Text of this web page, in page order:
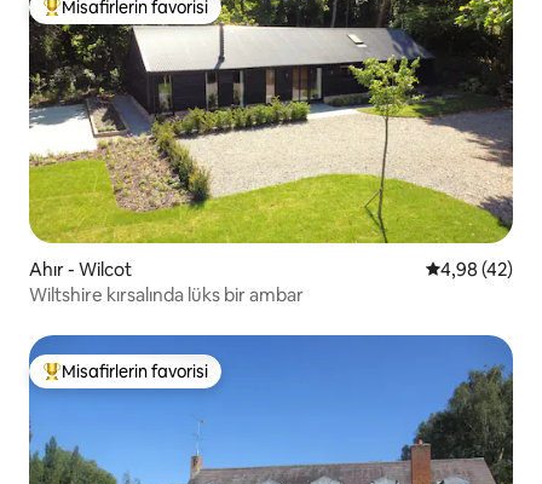
Misafirlerin favorilerinden en beğenilenler arasında
Misafirlerin favorisi
Ahır - Wilcot 5 üzerinden
4,98 (42)
Wiltshire kırsalında lüks bir ambar
Misafirlerin favorilerinden en beğenilenler arasında
Misafirlerin favorisi